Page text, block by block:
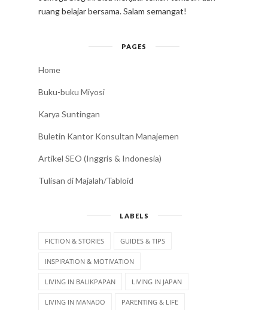
ruang belajar bersama. Salam semangat!
PAGES
Home
Buku-buku Miyosi
Karya Suntingan
Buletin Kantor Konsultan Manajemen
Artikel SEO (Inggris & Indonesia)
Tulisan di Majalah/Tabloid
LABELS
FICTION & STORIES GUIDES & TIPS
INSPIRATION & MOTIVATION
LIVING IN BALIKPAPAN LIVING IN JAPAN
LIVING IN MANADO PARENTING & LIFE